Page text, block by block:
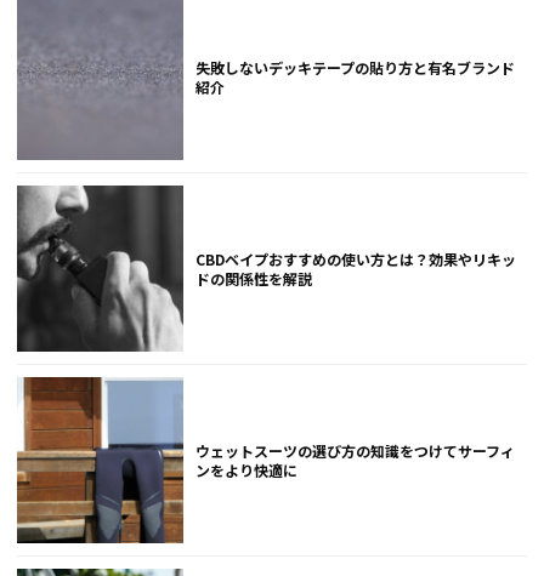
失敗しないデッキテープの貼り方と有名ブランド
紹介
CBDベイプおすすめの使い方とは？効果やリキッ
ドの関係性を解説
ウェットスーツの選び方の知識をつけてサーフィ
ンをより快適に